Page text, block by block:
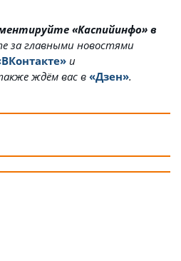
«Каспийинфо» в
за главными новостями
и
ждём вас в«Дзен».